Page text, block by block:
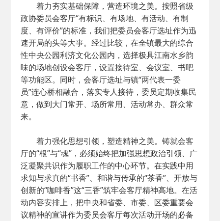
· 中国民主建国会… 2024-03-04
着力夯实基础保障，营造环境之美。按照省级
政协委员会客厅“有标识、有场地、有活动、有制
度、有评价”的标准，我们把委员会客厅选址作为迅
速开局的头等大事。经过比较，在全镇最大的综合
性中央公园利济文化公园内，选择极具江南水乡韵
味的场地创设会客厅，设置接待室、会议室、书吧
等功能区。同时，会客厅选址与镇“两代表一委
员”连心桥相融合，落实专人接待，委员定期收集民
意，做到大门常开、场所常用、活动常办、群众常
来。
着力强化思想引领，塑造精神之美。铸就会客
厅的“根”与“魂”，必须始终把加强思想政治引领、广
泛凝聚共识作为履职工作的中心环节。在实践中用
求知与求真的“书香”、和谐与传承的“茶香”、开放与
创新的“咖啡香”这“三香”筑牢会客厅精神高地。在活
动内容安排上，把中央和省委、市委、区委重要会
议精神的宣讲作为委员会客厅每次活动开场的必备